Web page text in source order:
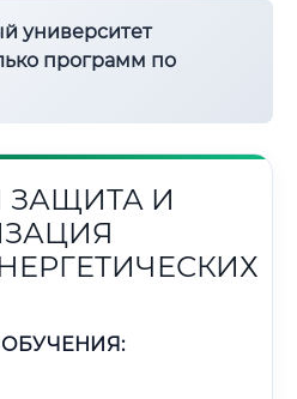
университет
программ по
ЗАЩИТА И